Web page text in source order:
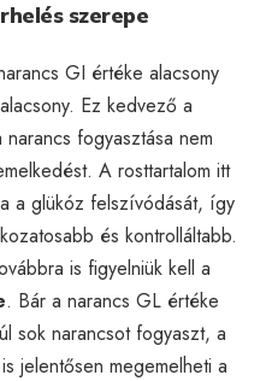
szerepe
GI értéke alacsony
Ez kedvező a
fogyasztása nem
A rosttartalom itt
a glükóz felszívódását, így
és kontrolláltabb.
is figyelniük kell a
. Bár a narancs GL értéke
sok narancsot fogyaszt, a
jelentősen megemelheti a